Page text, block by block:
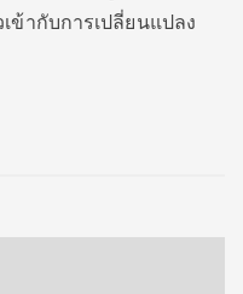
ข้ากับการเปลี่ยนแปลง